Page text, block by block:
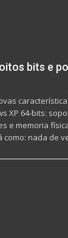
bits e
XP 64-bits:
e memoria
como: nada de